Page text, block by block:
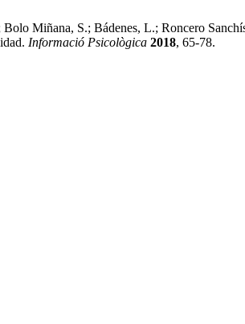
Miñana, S.; Bádenes, L.; Roncero
Informació Psicològica 2018, 65-78.